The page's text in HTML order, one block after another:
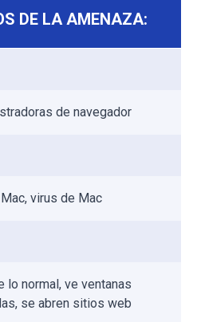
DE LA AMENAZA:
de navegador
virus de Mac
lo normal, ve ventanas
se abren sitios web